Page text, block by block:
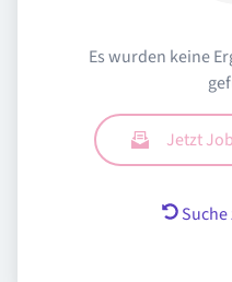
Es wurden keine
Jetzt